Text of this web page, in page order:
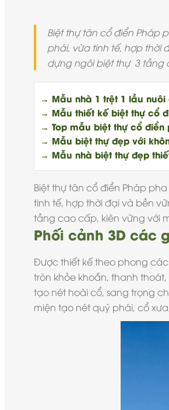
Biệt thự tân cổ điển Pháp
phái, vừa tinh tế, hợp thời
dựng ngôi biệt thự 3 tầng
→ Mẫu nhà 1 trệt 1 lầu
→ Mẫu thiết kế biệt thự cổ
→ Top mẫu biệt thự cổ
→ Mẫu biệt thự đẹp với
→ Mẫu nhà biệt thự đẹp
Biệt thự tân cổ điển Pháp
tinh tế, hợp thời đại và bền
tầng cao cấp, kiên vững với
Phối cảnh 3D các
Được thiết kế theo phong
tròn khỏe khoắn, thanh
tạo nét hoài cổ, sang trọng
miện tạo nét quý phái, cổ